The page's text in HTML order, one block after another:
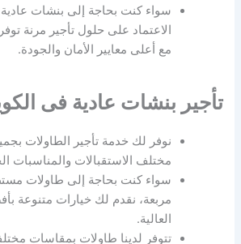
سواء كنت بحاجة إلى بنشات
الاعتماد على حلول تأجير مرنة
مع أعلى معايير الأمان والجودة.
تأجير بنشات عادية فى
نوفر لك خدمة تأجير الطاولات
مختلف الاستقبالات والمناسبات
سواء كنت بحاجة إلى طاولات
مربعة، نقدم لك خيارات متنوعة
العالية.
تتوفر لدينا طاولات بمقاسات